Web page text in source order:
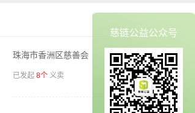
珠海市香洲区慈善会
已发起 8个 义卖
慈链公益公众号